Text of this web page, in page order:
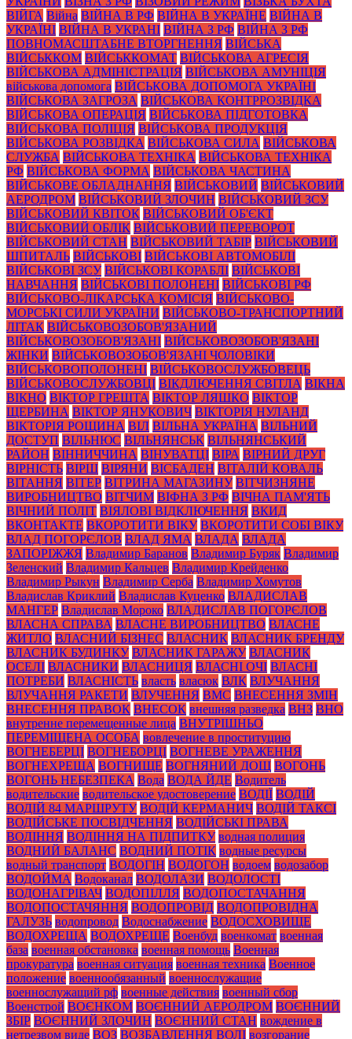
ВІЙГА Війна ВІЙНА В РФ ВІЙНА В УКРАЇНЕ ВІЙНА В
УКРАЇНІ ВІЙНА В УКРАНІ ВІЙНА З РФ ВІЙНА З РФ
ПОВНОМАСШТАБНЕ ВТОРГНЕННЯ ВІЙСЬКА
ВІЙСЬККОМ ВІЙСЬККОМАТ ВІЙСЬКОВА АГРЕСІЯ
ВІЙСЬКОВА АДМІНІСТРАЦІЯ ВІЙСЬКОВА АМУНІЦІЯ
військова допомога ВІЙСЬКОВА ДОПОМОГА УКРАЇНІ
ВІЙСЬКОВА ЗАГРОЗА ВІЙСЬКОВА КОНТРРОЗВІДКА
ВІЙСЬКОВА ОПЕРАЦІЯ ВІЙСЬКОВА ПІДГОТОВКА
ВІЙСЬКОВА ПОЛІЦІЯ ВІЙСЬКОВА ПРОДУКЦІЯ
ВІЙСЬКОВА РОЗВІДКА ВІЙСЬКОВА СИЛА ВІЙСЬКОВА
СЛУЖБА ВІЙСЬКОВА ТЕХНІКА ВІЙСЬКОВА ТЕХНІКА
РФ ВІЙСЬКОВА ФОРМА ВІЙСЬКОВА ЧАСТИНА
ВІЙСЬКОВЕ ОБЛАДНАННЯ ВІЙСЬКОВИЙ ВІЙСЬКОВИЙ
АЕРОДРОМ ВІЙСЬКОВИЙ ЗЛОЧИН ВІЙСЬКОВИЙ ЗСУ
ВІЙСЬКОВИЙ КВІТОК ВІЙСЬКОВИЙ ОБ'ЄКТ
ВІЙСЬКОВИЙ ОБЛІК ВІЙСЬКОВИЙ ПЕРЕВОРОТ
ВІЙСЬКОВИЙ СТАН ВІЙСЬКОВИЙ ТАБІР ВІЙСЬКОВИЙ
ШПИТАЛЬ ВІЙСЬКОВІ ВІЙСЬКОВІ АВТОМОБІЛІ
ВІЙСЬКОВІ ЗСУ ВІЙСЬКОВІ КОРАБЛІ ВІЙСЬКОВІ
НАВЧАННЯ ВІЙСЬКОВІ ПОЛОНЕНІ ВІЙСЬКОВІ РФ
ВІЙСЬКОВО-ЛІКАРСЬКА КОМІСІЯ ВІЙСЬКОВО-
МОРСЬКІ СИЛИ УКРАЇНИ ВІЙСЬКОВО-ТРАНСПОРТНИЙ
ЛІТАК ВІЙСЬКОВОЗОБОВ'ЯЗАНИЙ
ВІЙСЬКОВОЗОБОВ'ЯЗАНІ ВІЙСЬКОВОЗОБОВ'ЯЗАНІ
ЖІНКИ ВІЙСЬКОВОЗОБОВ'ЯЗАНІ ЧОЛОВІКИ
ВІЙСЬКОВОПОЛОНЕНІ ВІЙСЬКОВОСЛУЖБОВЕЦЬ
ВІЙСЬКОВОСЛУЖБОВЦІ ВІКДЛЮЧЕННЯ СВІТЛА ВІКНА
ВІКНО ВІКТОР ГРЕШТА ВІКТОР ЛЯШКО ВІКТОР
ЩЕРБИНА ВІКТОР ЯНУКОВИЧ ВІКТОРІЯ НУЛАНД
ВІКТОРІЯ РОЩИНА ВІЛ ВІЛЬНА УКРАЇНА ВІЛЬНИЙ
ДОСТУП ВІЛЬНЮС ВІЛЬНЯНСЬК ВІЛЬНЯНСЬКИЙ
РАЙОН ВІННИЧЧИНА ВІНУВАТЦІ ВІРА ВІРНИЙ ДРУГ
ВІРНІСТЬ ВІРШ ВІРЯНИ ВІСБАДЕН ВІТАЛІЙ КОВАЛЬ
ВІТАННЯ ВІТЕР ВІТРИНА МАГАЗИНУ ВІТЧИЗНЯНЕ
ВИРОБНИЦТВО ВІТЧИМ ВІФНА З РФ ВІЧНА ПАМ'ЯТЬ
ВІЧНИЙ ПОЛІТ ВІЯЛОВІ ВІДКЛЮЧЕННЯ ВКИД
ВКОНТАКТЕ ВКОРОТИТИ ВІКУ ВКОРОТИТИ СОБІ ВІКУ
ВЛАД ПОГОРЄЛОВ ВЛАД ЯМА ВЛАДА ВЛАДА
ЗАПОРІЖЖЯ Владимир Баранов Владимир Буряк Владимир
Зеленский Владимир Кальцев Владимир Крейденко
Владимир Рыкун Владимир Серба Владимир Хомутов
Владислав Криклий Владислав Куценко ВЛАДИСЛАВ
МАНГЕР Владислав Мороко ВЛАДИСЛАВ ПОГОРЄЛОВ
ВЛАСНА СПРАВА ВЛАСНЕ ВИРОБНИЦТВО ВЛАСНЕ
ЖИТЛО ВЛАСНИЙ БІЗНЕС ВЛАСНИК ВЛАСНИК БРЕНДУ
ВЛАСНИК БУДИНКУ ВЛАСНИК ГАРАЖУ ВЛАСНИК
ОСЕЛІ ВЛАСНИКИ ВЛАСНИЦЯ ВЛАСНІ ОЧІ ВЛАСНІ
ПОТРЕБИ ВЛАСНІСТЬ власть власюк ВЛК ВЛУЧАННЯ
ВЛУЧАННЯ РАКЕТИ ВЛУЧЕННЯ ВМС ВНЕСЕННЯ ЗМІН
ВНЕСЕННЯ ПРАВОК ВНЕСОК внешняя разведка ВНЗ ВНО
внутренне перемещенные лица ВНУТРІШНЬО
ПЕРЕМІЩЕНА ОСОБА вовлечение в проституцию
ВОГНЕБЕРЦІ ВОГНЕБОРЦІ ВОГНЕВЕ УРАЖЕННЯ
ВОГНЕХРЕЩА ВОГНИЩЕ ВОГНЯНИЙ ДОЩ ВОГОНЬ
ВОГОНЬ НЕБЕЗПЕКА Вода ВОДА ЙДЕ Водитель
водительские водительское удостоверение ВОДІЇ ВОДІЙ
ВОДІЙ 84 МАРШРУТУ ВОДІЙ КЕРМАНИЧ ВОДІЙ ТАКСІ
ВОДІЙСЬКЕ ПОСВІДЧЕННЯ ВОДІЙСЬКІ ПРАВА
ВОДІННЯ ВОДІННЯ НА ПІДПИТКУ водная полиция
ВОДНИЙ БАЛАНС ВОДНИЙ ПОТІК водные ресурсы
водный транспорт ВОДОГІН ВОДОГОН водоем водозабор
ВОДОЙМА Водоканал ВОДОЛАЗИ ВОДОЛОСТІ
ВОДОНАГРІВАЧ ВОДОПІЛЛЯ ВОДОПОСТАЧАННЯ
ВОДОПОСТАЧЯННЯ ВОДОПРОВІД ВОДОПРОВІДНА
ГАЛУЗЬ водопровод Водоснабжение ВОДОСХОВИЩЕ
ВОДОХРЕЩА ВОДОХРЕЩЕ Военбуд военкомат военная
база военная обстановка военная помощь Военная
прокуратура военная ситуация военная техника Военное
положение военнообязанный военнослужащие
военнослужащий рф военные действия военный сбор
Военстрой ВОЄНКОМ ВОЄННИЙ АЕРОДРОМ ВОЄННИЙ
ЗБІР ВОЄННИЙ ЗЛОЧИН ВОЄННИЙ СТАН вождение в
нетрезвом виде ВОЗ ВОЗБАВЛЕННЯ ВОЛІ возгорание